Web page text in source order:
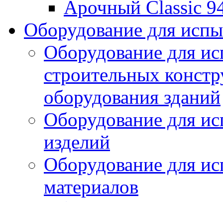
Арочный Classic
Оборудование для
Оборудование для
строительных
оборудования зданий
Оборудование для
изделий
Оборудование для
материалов